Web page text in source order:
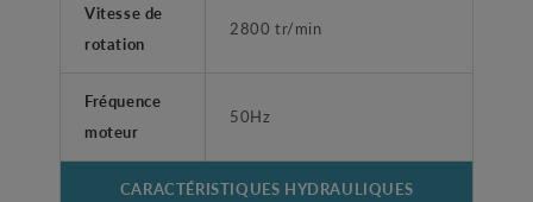
Vitesse de
rotation
2800 tr/min
Fréquence
moteur
50Hz
CARACTÉRISTIQUES HYDRAULIQUES